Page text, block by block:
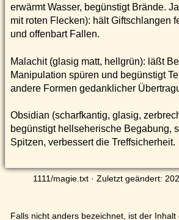
erwärmt Wasser, begünstigt Brände.
mit roten Flecken): hält Giftschlangen
und offenbart Fallen.
Malachit (glasig matt, hellgrün): läßt
Manipulation spüren und begünstigt
andere Formen gedanklicher
Obsidian (scharfkantig, glasig,
begünstigt hellseherische Begabung,
Spitzen, verbessert die Treffsicherheit.
1111/magie.txt · Zuletzt geändert:
Falls nicht anders bezeichnet, ist der